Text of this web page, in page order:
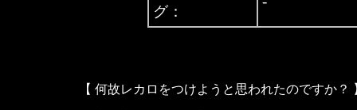
グ：
【 何故レカロをつけようと思われたのですか？